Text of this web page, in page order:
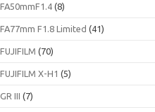
FA50mmF1.4 (8)
FA77mm F1.8 Limited (41)
FUJIFILM (70)
FUJIFILM X-H1 (5)
GR III (7)